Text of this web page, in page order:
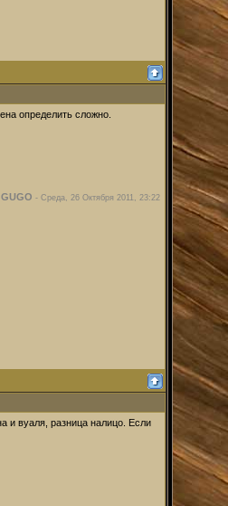
определить сложно.
GUGO - Среда, 26 Октября 2011, 23:22
и вуаля, разница налицо. Если